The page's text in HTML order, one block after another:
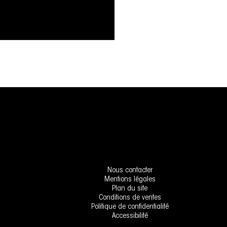
Nous contacter
Mentions légales
Plan du site
Conditions de ventes
Politique de confidentialité
Accessibilité